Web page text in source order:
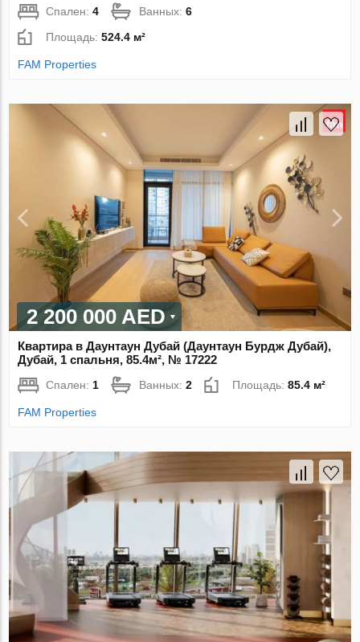
Спален:4 Ванных:6
Площадь:524.4 м²
FAM Properties
2 200 000 AED
Квартира в Даунтаун Дубай (Даунтаун Бурдж Дубай),
Дубай, 1 спальня, 85.4м², № 17222
Спален:1 Ванных:2 Площадь:85.4 м²
FAM Properties